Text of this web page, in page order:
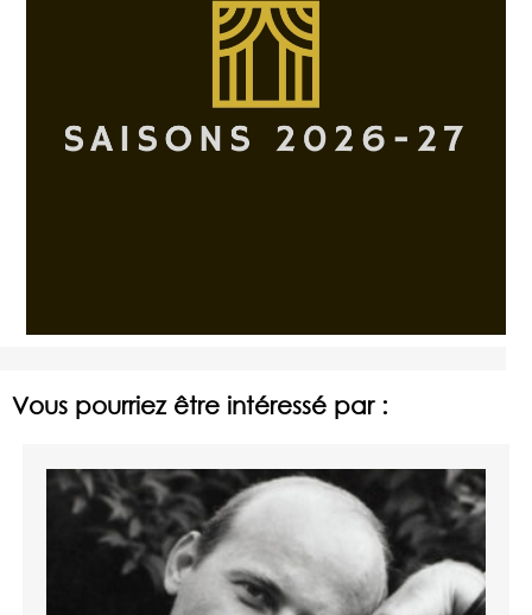
Vous pourriez être intéressé par :